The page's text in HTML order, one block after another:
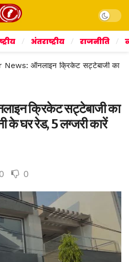
Dark
अंतराष्ट्रीय राजनीति
News: ऑनलाइन क्रिकेट सट्टेबाजी का
क्रिकेट सट्टेबाजी का
के घर रेड, 5 लग्जरी कारें
0